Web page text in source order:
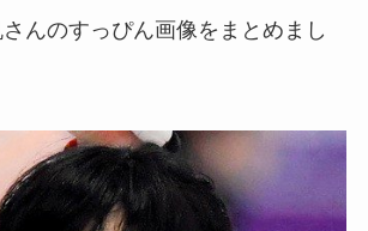
んのすっぴん画像をまとめまし